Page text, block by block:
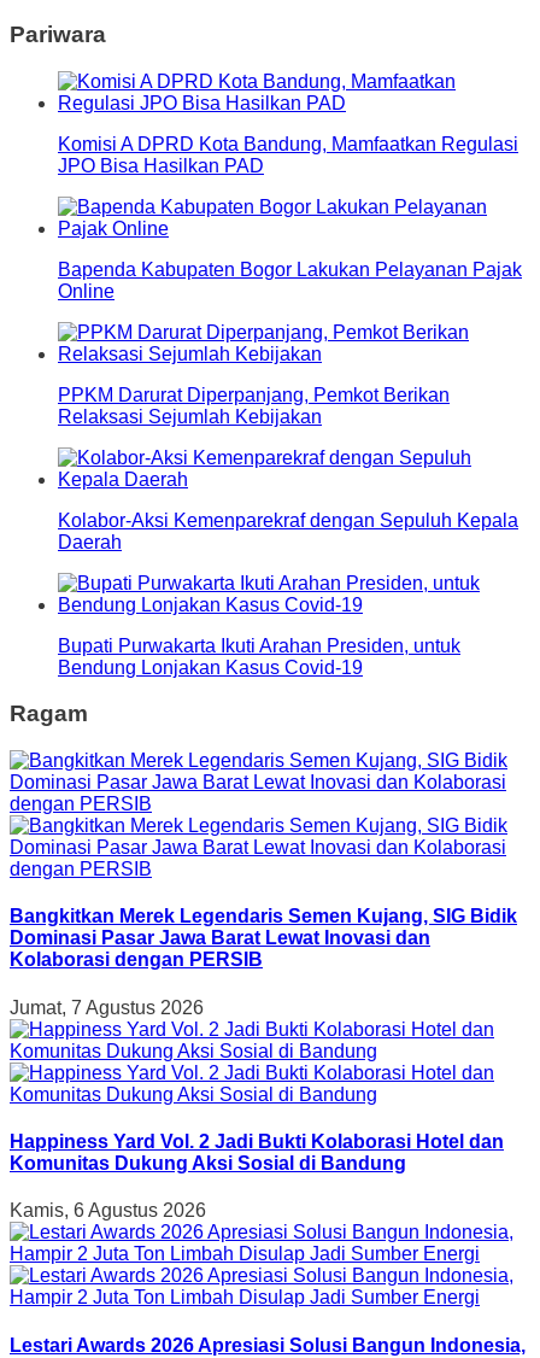
Pariwara
Komisi A DPRD Kota Bandung, Mamfaatkan Regulasi
JPO Bisa Hasilkan PAD
Bapenda Kabupaten Bogor Lakukan Pelayanan Pajak
Online
PPKM Darurat Diperpanjang, Pemkot Berikan
Relaksasi Sejumlah Kebijakan
Kolabor-Aksi Kemenparekraf dengan Sepuluh Kepala
Daerah
Bupati Purwakarta Ikuti Arahan Presiden, untuk
Bendung Lonjakan Kasus Covid-19
Ragam
Bangkitkan Merek Legendaris Semen Kujang, SIG Bidik
Dominasi Pasar Jawa Barat Lewat Inovasi dan
Kolaborasi dengan PERSIB
Jumat, 7 Agustus 2026
Happiness Yard Vol. 2 Jadi Bukti Kolaborasi Hotel dan
Komunitas Dukung Aksi Sosial di Bandung
Kamis, 6 Agustus 2026
Lestari Awards 2026 Apresiasi Solusi Bangun Indonesia,